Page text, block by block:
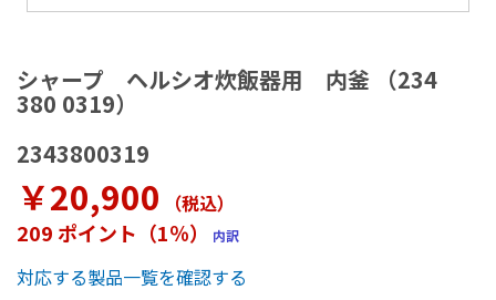
シャープ ヘルシオ炊飯器用 内釜 （234
380 0319）
2343800319
￥20,900 （税込）
209 ポイント（1％） 内訳
対応する製品一覧を確認する
メ
ー
ジ
ャ
リ
ー
の
最
初